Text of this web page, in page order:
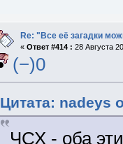
Re: "Все её загадки
« Ответ #414 : 28 Августа
(−)0
Цитата: nadeys
ЧСХ - оба